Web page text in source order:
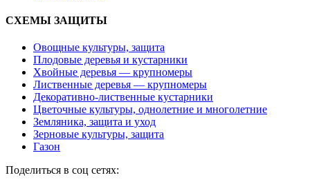
СХЕМЫ ЗАЩИТЫ
Овощные культуры, защита
Плодовые деревья и кустарники
Хвойные деревья — крупномеры
Лиственные деревья — крупномеры
Декоративно-лиственные кустарники
Цветочные культуры, однолетние и многолетние
Земляника, защита и уход
Зерновые культуры, защита
Газон
Поделиться в соц сетях: